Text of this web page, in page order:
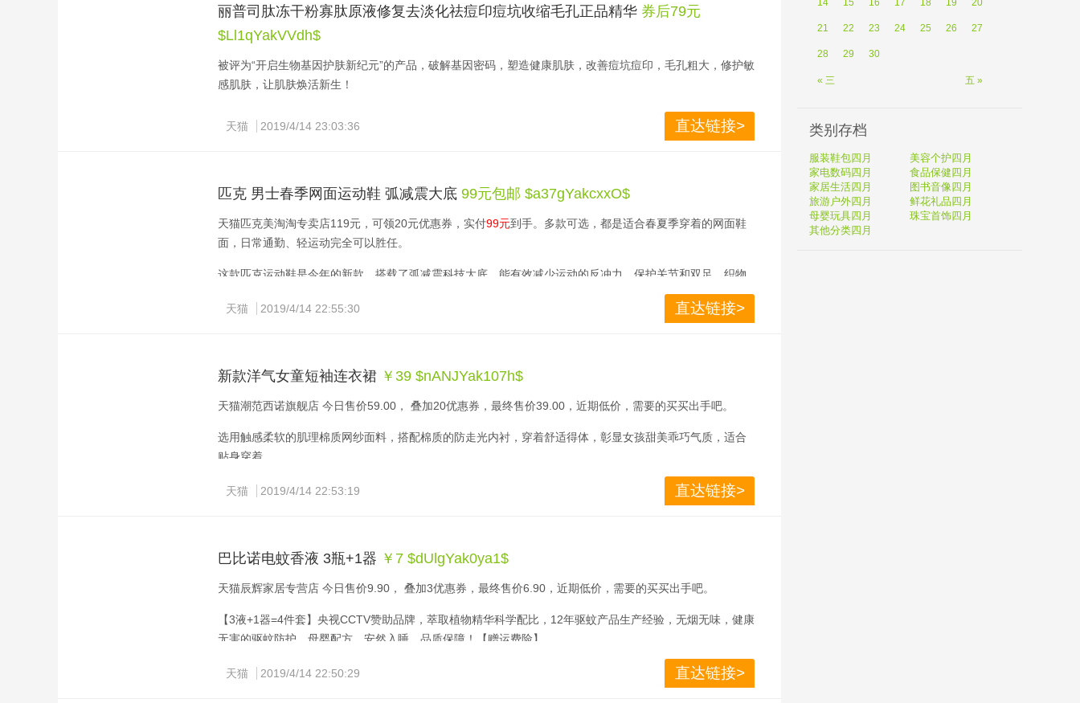
丽普司肽冻干粉寡肽原液修复去淡化祛痘印痘坑收缩毛孔正品精华 券后79元
$Ll1qYakVVdh$
被评为“开启生物基因护肤新纪元”的产品，破解基因密码，塑造健康肌肤，改善痘坑痘印，毛孔粗大，修护敏
感肌肤，让肌肤焕活新生！
天猫
2019/4/14 23:03:36 直达链接>
匹克 男士春季网面运动鞋 弧减震大底 99元包邮 $a37gYakcxxO$
天猫匹克美淘淘专卖店119元，可领20元优惠券，实付99元到手。多款可选，都是适合春夏季穿着的网面鞋
面，日常通勤、轻运动完全可以胜任。
这款匹克运动鞋是今年的新款，搭载了弧减震科技大底，能有效减少运动的反冲力，保护关节和双足，织物
帮面设计，弹力透气，自然贴合，整鞋轻便柔软，有效提升舒适灵活性，后跟合成革加固设计，既提升了稳
定性，又简约时尚。
天猫 2019/4/14 22:55:30 直达链接>
新款洋气女童短袖连衣裙 ￥39 $nANJYak107h$
天猫潮范西诺旗舰店 今日售价59.00， 叠加20优惠券，最终售价39.00，近期低价，需要的买买出手吧。
选用触感柔软的肌理棉质网纱面料，搭配棉质的防走光内衬，穿着舒适得体，彰显女孩甜美乖巧气质，适合
贴身穿着。
天猫 2019/4/14 22:53:19 直达链接>
巴比诺电蚊香液 3瓶+1器 ￥7 $dUlgYak0ya1$
天猫辰辉家居专营店 今日售价9.90， 叠加3优惠券，最终售价6.90，近期低价，需要的买买出手吧。
【3液+1器=4件套】央视CCTV赞助品牌，萃取植物精华科学配比，12年驱蚊产品生产经验，无烟无味，健康
无害的驱蚊防护，母婴配方，安然入睡，品质保障！【赠运费险】
天猫 2019/4/14 22:50:29 直达链接>
« 三 五 »
14 15 16 17 18 19 20
21 22 23 24 25 26 27
28 29 30
类别存档
服装鞋包四月
美容个护四月
家电数码四月
食品保健四月
家居生活四月
图书音像四月
旅游户外四月
鲜花礼品四月
母婴玩具四月
珠宝首饰四月
其他分类四月